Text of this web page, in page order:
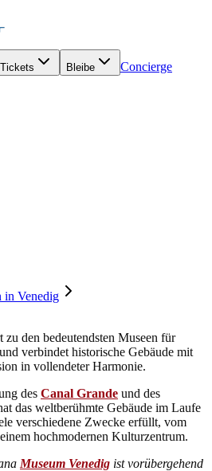
Bleibe
Concierge
in Venedig
zu den bedeutendsten Museen für
verbindet historische Gebäude mit
in vollendeter Harmonie.
des Canal Grande und des
das weltberühmte Gebäude im Laufe
verschiedene Zwecke erfüllt, vom
hochmodernen Kulturzentrum.
Museum Venedig ist vorübergehend